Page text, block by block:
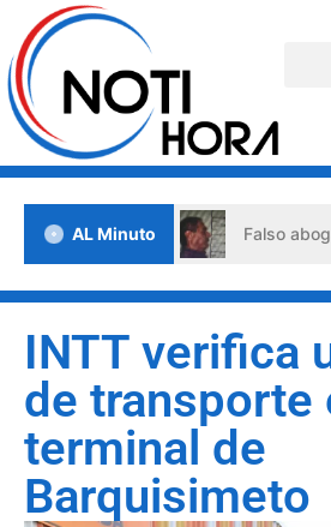
AL Minuto
crisis Falso abogado
INTT verifica
de transporte
terminal de
Barquisimeto